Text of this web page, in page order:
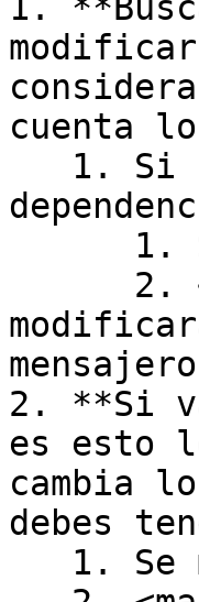
cuenta
2. **Si
es esto
cambia
debes